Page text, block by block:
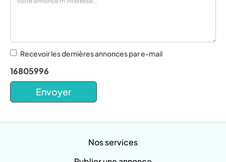
Recevoir les dernières annonces par e-mail
16805996
Nos services